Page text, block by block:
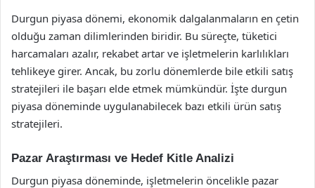
Durgun piyasa dönemi, ekonomik dalgalanmaların en çetin
olduğu zaman dilimlerinden biridir. Bu süreçte, tüketici
harcamaları azalır, rekabet artar ve işletmelerin karlılıkları
tehlikeye girer. Ancak, bu zorlu dönemlerde bile etkili satış
stratejileri ile başarı elde etmek mümkündür. İşte durgun
piyasa döneminde uygulanabilecek bazı etkili ürün satış
stratejileri.
Pazar Araştırması ve Hedef Kitle Analizi
Durgun piyasa döneminde, işletmelerin öncelikle pazar